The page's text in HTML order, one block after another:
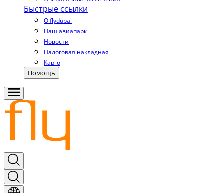
Быстрые ссылки
О flydubai
Наш авиапарк
Новости
Налоговая накладная
Карго
Помощь